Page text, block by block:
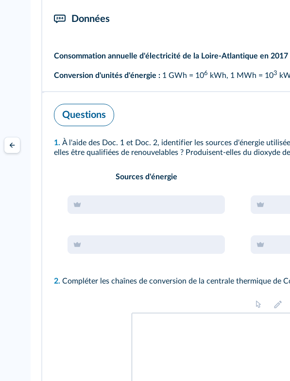
Données
Consommation annuelle d'électricité de la Loire-Atlantique en 2017
Conversion d'unités d'énergie : 1 GWh = 106 kWh, 1 MWh = 103
Questions
1. À l'aide des Doc. 1 et Doc. 2, identifier les sources d'énergie
elles être qualifiées de renouvelables ? Produisent-elles du dioxyde
Sources d'énergie
2. Compléter les chaînes de conversion de la centrale thermique de